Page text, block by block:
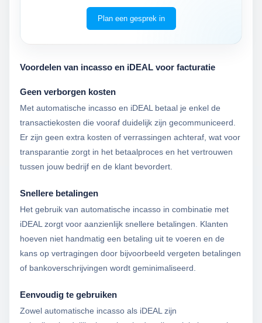
Plan een gesprek in
Voordelen van incasso en iDEAL voor facturatie
Geen verborgen kosten
Met automatische incasso en iDEAL betaal je enkel de
transactiekosten die vooraf duidelijk zijn gecommuniceerd.
Er zijn geen extra kosten of verrassingen achteraf, wat voor
transparantie zorgt in het betaalproces en het vertrouwen
tussen jouw bedrijf en de klant bevordert.
Snellere betalingen
Het gebruik van automatische incasso in combinatie met
iDEAL zorgt voor aanzienlijk snellere betalingen. Klanten
hoeven niet handmatig een betaling uit te voeren en de
kans op vertragingen door bijvoorbeeld vergeten betalingen
of bankoverschrijvingen wordt geminimaliseerd.
Eenvoudig te gebruiken
Zowel automatische incasso als iDEAL zijn